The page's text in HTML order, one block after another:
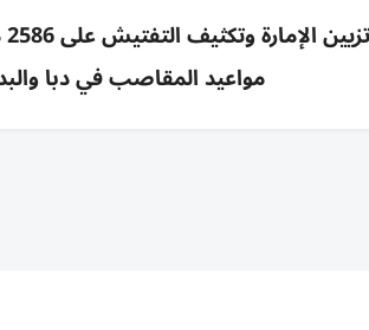
مواعيد المقاصب في دبا